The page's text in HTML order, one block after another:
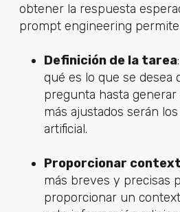
obtener la respuesta
prompt engineering
Definición de la tarea
qué es lo que se desea
pregunta hasta
más ajustados serán
artificial.
Proporcionar
más breves y precisas
proporcionar un